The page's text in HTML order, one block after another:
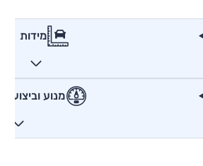
מידות
מנוע וביצועים